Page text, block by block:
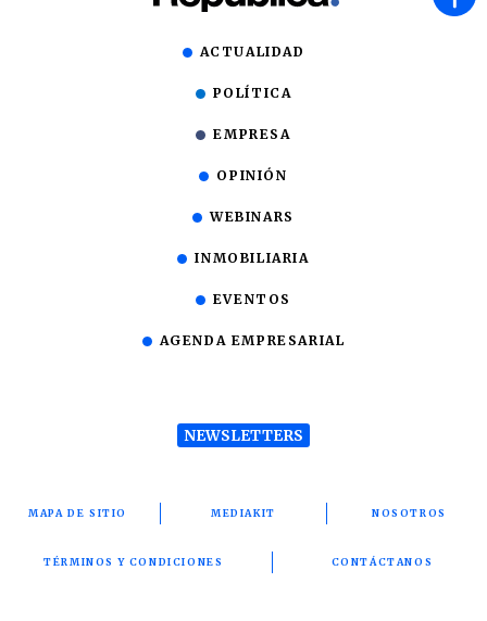
ACTUALIDAD
POLÍTICA
EMPRESA
OPINIÓN
WEBINARS
INMOBILIARIA
EVENTOS
AGENDA EMPRESARIAL
NEWSLETTERS
MAPA DE SITIO MEDIAKIT NOSOTROS
TÉRMINOS Y CONDICIONES CONTÁCTANOS